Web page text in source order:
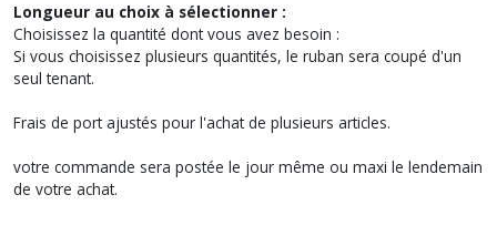
Longueur au choix à sélectionner :
Choisissez la quantité dont vous avez besoin :
Si vous choisissez plusieurs quantités, le ruban sera coupé d'un
seul tenant.
Frais de port ajustés pour l'achat de plusieurs articles.
votre commande sera postée le jour même ou maxi le lendemain
de votre achat.